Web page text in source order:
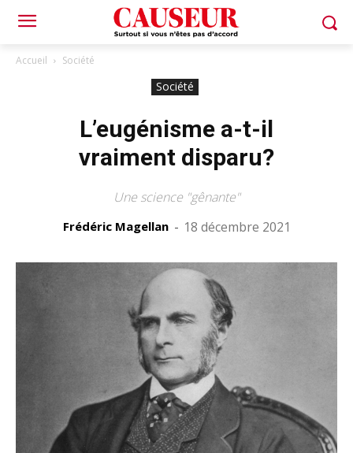
Accueil Société
Société
L’eugénisme a-t-il
vraiment disparu?
Une science "gênante"
Frédéric Magellan - 18 décembre 2021